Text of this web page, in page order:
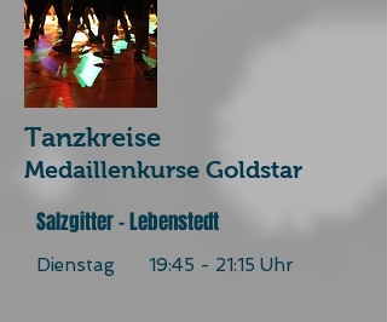
Tanzkreise
Medaillenkurse Goldstar
Salzgitter - Lebenstedt
Dienstag 19:45 - 21:15 Uhr